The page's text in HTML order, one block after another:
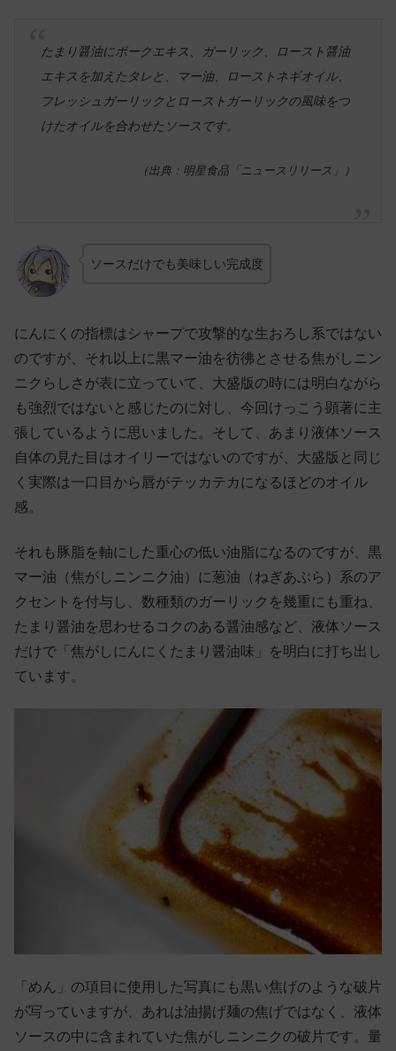
たまり醤油にポークエキス、ガーリック、ロースト醤油
エキスを加えたタレと、マー油、ローストネギオイル、
フレッシュガーリックとローストガーリックの風味をつ
けたオイルを合わせたソースです。
（出典：明星食品「ニュースリリース」）
ソースだけでも美味しい完成度
にんにくの指標はシャープで攻撃的な生おろし系ではない
のですが、それ以上に黒マー油を彷彿とさせる焦がしニン
ニクらしさが表に立っていて、大盛版の時には明白ながら
も強烈ではないと感じたのに対し、今回けっこう顕著に主
張しているように思いました。そして、あまり液体ソース
自体の見た目はオイリーではないのですが、大盛版と同じ
く実際は一口目から唇がテッカテカになるほどのオイル
感。
それも豚脂を軸にした重心の低い油脂になるのですが、黒
マー油（焦がしニンニク油）に葱油（ねぎあぶら）系のア
クセントを付与し、数種類のガーリックを幾重にも重ね、
たまり醤油を思わせるコクのある醤油感など、液体ソース
だけで「焦がしにんにくたまり醤油味」を明白に打ち出し
ています。
「めん」の項目に使用した写真にも黒い焦げのような破片
が写っていますが、あれは油揚げ麺の焦げではなく、液体
ソースの中に含まれていた焦がしニンニクの破片です。量